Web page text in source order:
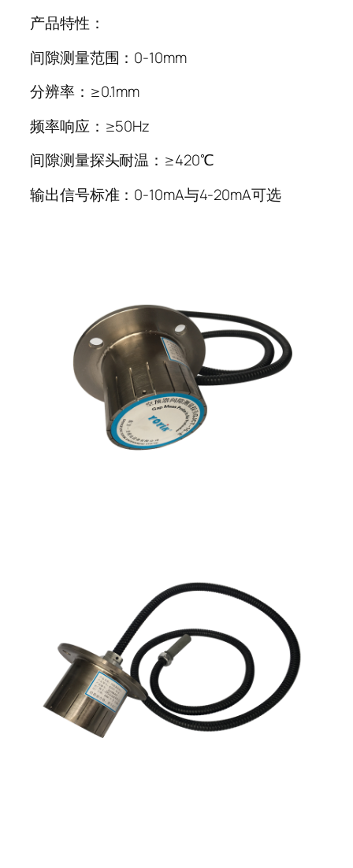
产品特性：
间隙测量范围：0-10mm
分辨率：≥0.1mm
频率响应：≥50Hz
间隙测量探头耐温：≥420℃
输出信号标准：0-10mA与4-20mA可选